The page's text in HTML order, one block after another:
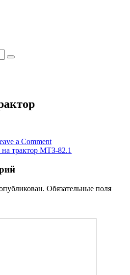
a Commenton
подъемник
трактор МТЗ-82.1
Обязательные поля